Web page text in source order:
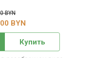
BYN
BYN
Купить